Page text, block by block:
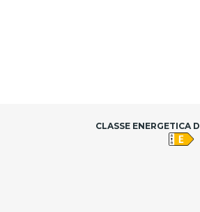
CLASSE ENERGETICA